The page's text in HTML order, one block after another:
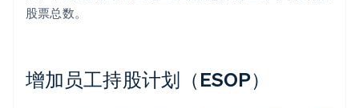
股票总数。
增加员工持股计划（ESOP）